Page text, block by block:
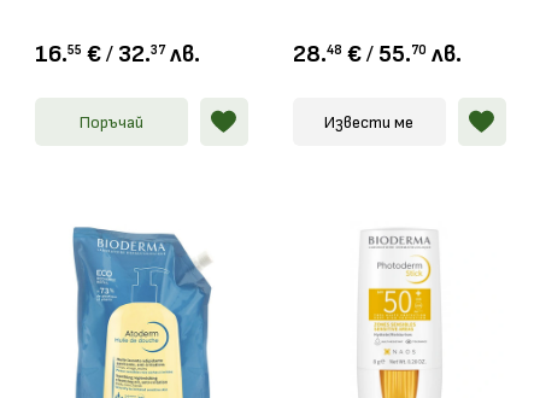
16.55 € / 32.37 лв.
Поръчай
28.48 € / 55.70 лв.
Извести ме